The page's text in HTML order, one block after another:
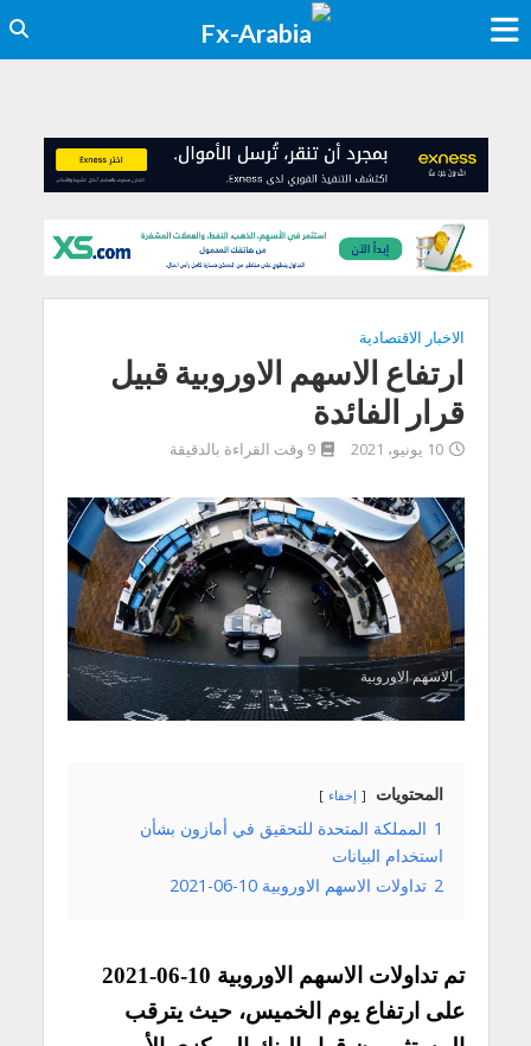
الاخبار الاقتصادية
ارتفاع الاسهم الاوروبية قبيل
قرار الفائدة
10 يونيو، 2021 9 وقت القراءة بالدقيقة
الاسهم الاوروبية
المحتويات إخفاء
1 المملكة المتحدة للتحقيق في أمازون بشأن
استخدام البيانات
2 تداولات الاسهم الاوروبية 10-06-2021
تم تداولات الاسهم الاوروبية 10-06-2021
على ارتفاع يوم الخميس، حيث يترقب